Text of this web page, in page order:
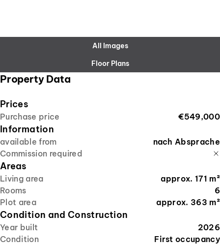
All Images
Floor Plans
Property Data
Prices
Purchase price €549,000
Information
available from
nach Absprache
Commission required
Areas
Living area approx. 171 m²
Rooms
6
Plot area
approx. 363 m²
Condition and Construction
Year built
2026
Condition
First occupancy